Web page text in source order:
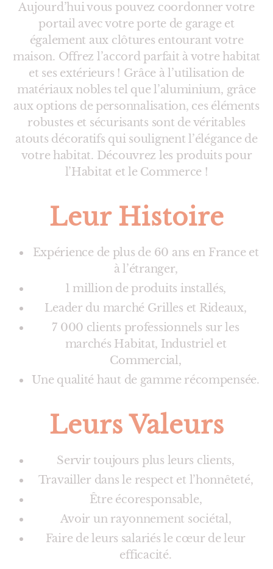
Aujourd’hui vous pouvez coordonner votre
portail avec votre porte de garage et
également aux clôtures entourant votre
maison. Offrez l’accord parfait à votre habitat
et ses extérieurs ! Grâce à l’utilisation de
matériaux nobles tel que l’aluminium, grâce
aux options de personnalisation, ces éléments
robustes et sécurisants sont de véritables
atouts décoratifs qui soulignent l’élégance de
votre habitat. Découvrez les produits pour
l’Habitat et le Commerce !
Leur Histoire
Expérience de plus de 60 ans en France et
à l’étranger,
1 million de produits installés,
Leader du marché Grilles et Rideaux,
7 000 clients professionnels sur les
marchés Habitat, Industriel et
Commercial,
Une qualité haut de gamme récompensée.
Leurs Valeurs
Servir toujours plus leurs clients,
Travailler dans le respect et l’honnêteté,
Être écoresponsable,
Avoir un rayonnement sociétal,
Faire de leurs salariés le cœur de leur
efficacité.